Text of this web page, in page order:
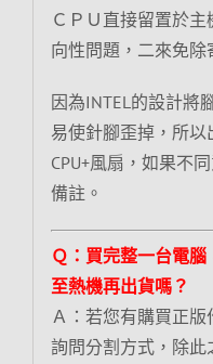
ＣＰＵ直接留置於
向性問題，二來免除
因為INTEL的設計將
易使針腳歪掉，所
CPU+風扇，如果不
備註。
Ｑ：買完整一台電
至熱機再出貨嗎？
Ａ：若您有購買正
詢問分割方式，除此